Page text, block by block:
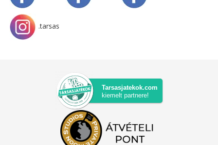
.tarsas
Tarsasjatekok.com
kiemelt partnere!